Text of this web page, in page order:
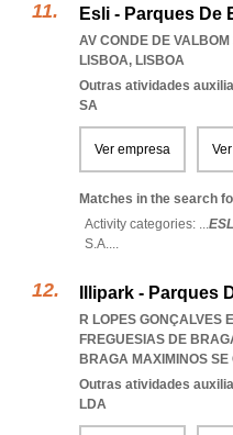
Esli - Parques De
AV CONDE DE
LISBOA, LISBOA
Outras atividades
SA
Ver empresa
Matches in the search
Activity categories: ...
S.A....
Illipark - Parques
R LOPES GONÇALVES
FREGUESIAS DE
BRAGA MAXIMINOS SE
Outras atividades
LDA